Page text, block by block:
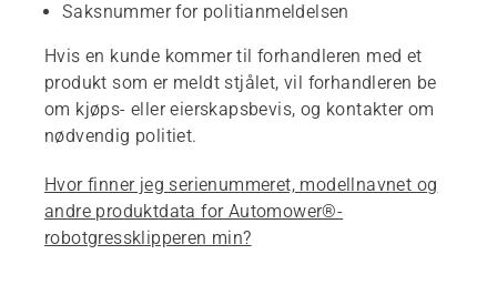
Saksnummer for politianmeldelsen
Hvis en kunde kommer til forhandleren med et
produkt som er meldt stjålet, vil forhandleren be
om kjøps- eller eierskapsbevis, og kontakter om
nødvendig politiet.
Hvor finner jeg serienummeret, modellnavnet og
andre produktdata for Automower®-
robotgressklipperen min?